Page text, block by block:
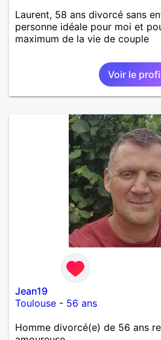
Laurent, 58 ans divorcé sans
personne idéale pour moi et
maximum de la vie de couple
Voir le
Jean19
Toulouse - 56 ans
Homme divorcé(e) de 56 ans